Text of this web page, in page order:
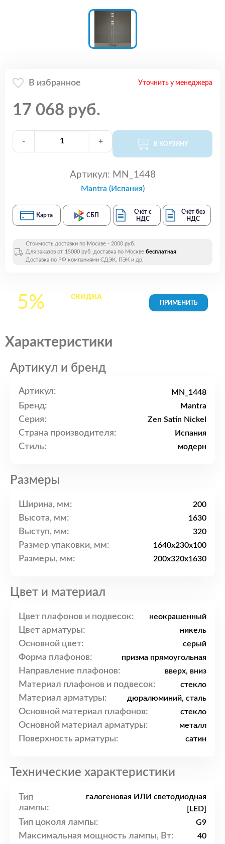
В избранное Уточнить у менеджера
17 068 руб.
- + В КОРЗИНУ
Артикул: MN_1448
Mantra (Испания)
Карта СБП
Счёт с
НДС
Счёт без
НДС
Стоимость доставки по Москве - 2000 руб.
Для заказов от 15000 руб. доставка по Москве бесплатная.
Доставка по РФ компаниями СДЭК, ПЭК и др.
5% СКИДКАна все
Характеристики
Артикул и бренд
Артикул: MN_1448
Бренд: Mantra
Серия: Zen Satin Nickel
Страна производителя: Испания
Стиль: модерн
Размеры
Ширина, мм: 200
Высота, мм: 1630
Выступ, мм: 320
Размер упаковки, мм: 1640x230x100
Размеры, мм: 200x320x1630
Цвет и материал
Цвет плафонов и подвесок: неокрашенный
Цвет арматуры: никель
Основной цвет: серый
Форма плафонов: призма прямоугольная
Направление плафонов: вверх, вниз
Материал плафонов и подвесок: стекло
Материал арматуры: дюралюминий, сталь
Основной материал плафонов: стекло
Основной материал арматуры: металл
Поверхность арматуры: сатин
Технические характеристики
Тип
лампы:
галогеновая ИЛИ светодиодная
[LED]
Тип цоколя лампы: G9
Максимальная мощность лампы, Вт: 40